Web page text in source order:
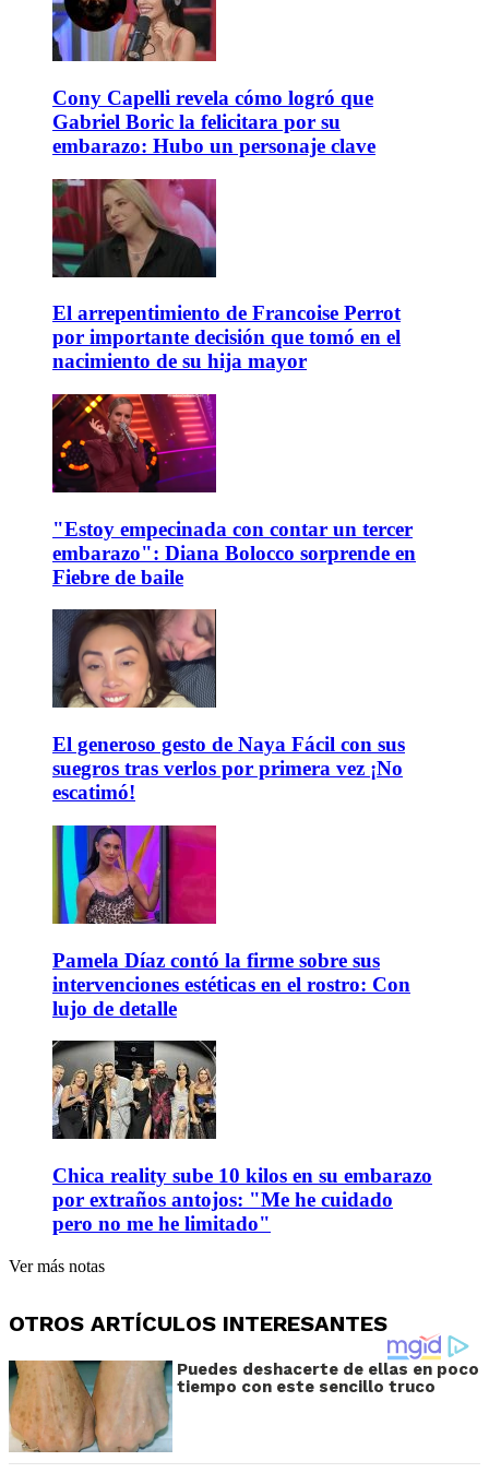
Cony Capelli revela cómo logró que
Gabriel Boric la felicitara por su
embarazo: Hubo un personaje clave
El arrepentimiento de Francoise Perrot
por importante decisión que tomó en el
nacimiento de su hija mayor
"Estoy empecinada con contar un tercer
embarazo": Diana Bolocco sorprende en
Fiebre de baile
El generoso gesto de Naya Fácil con sus
suegros tras verlos por primera vez ¡No
escatimó!
Pamela Díaz contó la firme sobre sus
intervenciones estéticas en el rostro: Con
lujo de detalle
Chica reality sube 10 kilos en su embarazo
por extraños antojos: "Me he cuidado
pero no me he limitado"
Ver más notas
OTROS ARTÍCULOS INTERESANTES
Puedes deshacerte de ellas en poco
tiempo con este sencillo truco